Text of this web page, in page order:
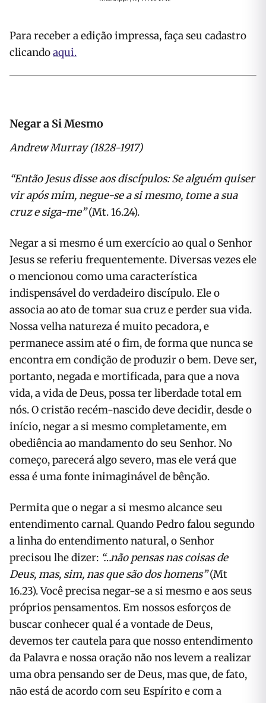
Para receber a edição impressa, faça seu cadastro
clicandoaqui.
Negar a Si Mesmo
Andrew Murray (1828-1917)
“Então Jesus disse aos discípulos: Se alguém quiser
vir após mim, negue-se a si mesmo, tome a sua
cruz e siga-me”(Mt. 16.24).
Negar a si mesmo é um exercício ao qual o Senhor
Jesus se referiu frequentemente. Diversas vezes ele
o mencionou como uma característica
indispensável do verdadeiro discípulo. Ele o
associa ao ato de tomar sua cruz e perder sua vida.
Nossa velha natureza é muito pecadora, e
permanece assim até o fim, de forma que nunca se
encontra em condição de produzir o bem. Deve ser,
portanto, negada e mortificada, para que a nova
vida, a vida de Deus, possa ter liberdade total em
nós. O cristão recém-nascido deve decidir, desde o
início, negar a si mesmo completamente, em
obediência ao mandamento do seu Senhor. No
começo, parecerá algo severo, mas ele verá que
essa é uma fonte inimaginável de bênção.
Permita que o negar a si mesmo alcance seu
entendimento carnal. Quando Pedro falou segundo
a linha do entendimento natural, o Senhor
precisou lhe dizer: “…não pensas nas coisas de
Deus, mas, sim, nas que são dos homens”(Mt
16.23). Você precisa negar-se a si mesmo e aos seus
próprios pensamentos. Em nossos esforços de
buscar conhecer qual é a vontade de Deus,
devemos ter cautela para que nosso entendimento
da Palavra e nossa oração não nos levem a realizar
uma obra pensando ser de Deus, mas que, de fato,
não está de acordo com seu Espírito e com a